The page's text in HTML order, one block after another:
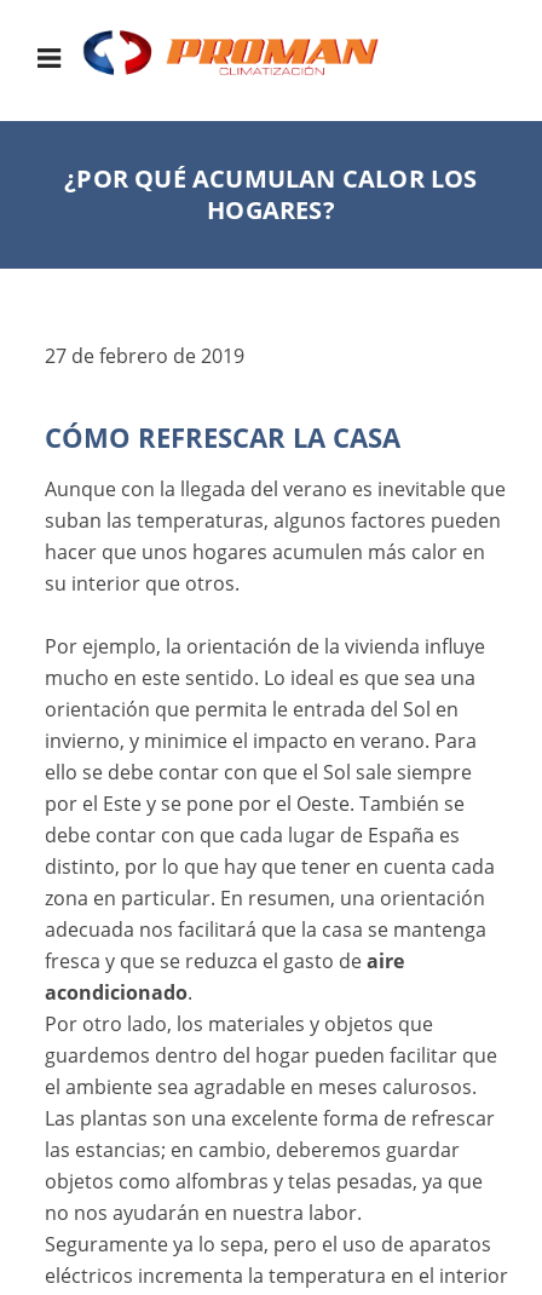
¿POR QUÉ ACUMULAN CALOR LOS
HOGARES?
27 de febrero de 2019
CÓMO REFRESCAR LA CASA
Aunque con la llegada del verano es inevitable que
suban las temperaturas, algunos factores pueden
hacer que unos hogares acumulen más calor en
su interior que otros.
Por ejemplo, la orientación de la vivienda influye
mucho en este sentido. Lo ideal es que sea una
orientación que permita le entrada del Sol en
invierno, y minimice el impacto en verano. Para
ello se debe contar con que el Sol sale siempre
por el Este y se pone por el Oeste. También se
debe contar con que cada lugar de España es
distinto, por lo que hay que tener en cuenta cada
zona en particular. En resumen, una orientación
adecuada nos facilitará que la casa se mantenga
fresca y que se reduzca el gasto deaire
acondicionado.
Por otro lado, los materiales y objetos que
guardemos dentro del hogar pueden facilitar que
el ambiente sea agradable en meses calurosos.
Las plantas son una excelente forma de refrescar
las estancias; en cambio, deberemos guardar
objetos como alfombras y telas pesadas, ya que
no nos ayudarán en nuestra labor.
Seguramente ya lo sepa, pero el uso de aparatos
eléctricos incrementa la temperatura en el interior